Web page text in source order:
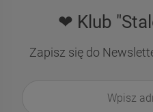
❤ Klub
Zapisz się do